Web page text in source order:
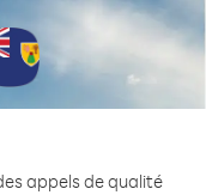
appels de qualité